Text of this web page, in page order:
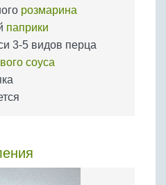
розмарина
паприки
3-5 видов перца
соуса